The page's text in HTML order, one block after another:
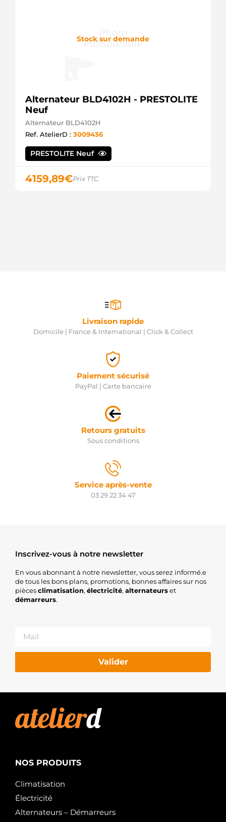
Stock sur demande
Alternateur BLD4102H - PRESTOLITE
Neuf
Alternateur BLD4102H
Ref. AtelierD : 3009436
PRESTOLITE Neuf
4159,89€Prix TTC
Livraison rapide
Domicile | France & International | Click & Collect
Paiement sécurisé
PayPal | Carte bancaire
Retours gratuits
Sous conditions
Service après-vente
03 29 22 34 47
Inscrivez-vous à notre newsletter
En vous abonnant à notre newsletter, vous serez informé.e
de tous les bons plans, promotions, bonnes affaires sur nos
piècesclimatisation, électricité, alternateurset
démarreurs.
Valider
NOS PRODUITS
Climatisation
Électricité
Alternateurs – Démarreurs